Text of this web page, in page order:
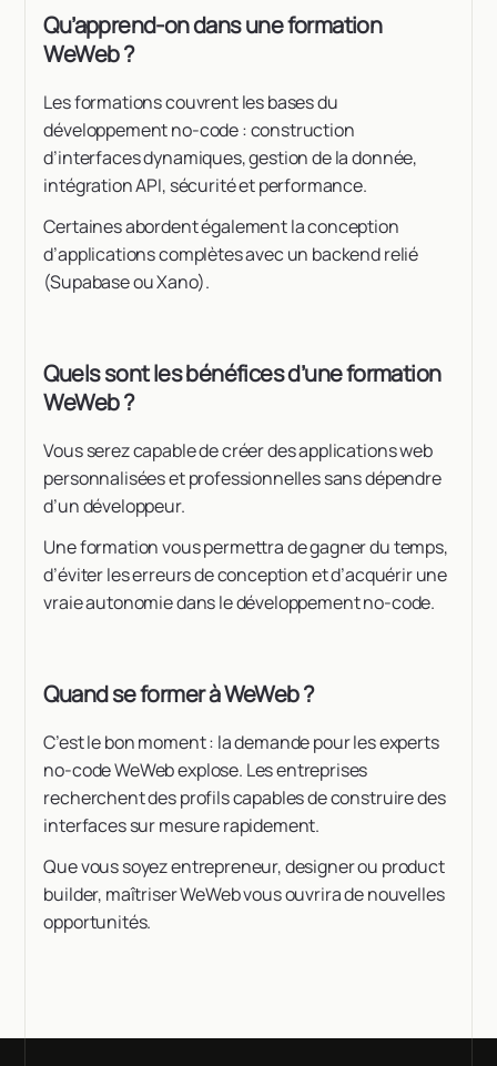
Qu’apprend-on dans une formation
WeWeb ?
Les formations couvrent les bases du
développement no-code : construction
d’interfaces dynamiques, gestion de la donnée,
intégration API, sécurité et performance.
Certaines abordent également la conception
d’applications complètes avec un backend relié
(Supabase ou Xano).
Quels sont les bénéfices d’une formation
WeWeb ?
Vous serez capable de créer des applications web
personnalisées et professionnelles sans dépendre
d’un développeur.
Une formation vous permettra de gagner du temps,
d’éviter les erreurs de conception et d’acquérir une
vraie autonomie dans le développement no-code.
Quand se former à WeWeb ?
C’est le bon moment : la demande pour les experts
no-code WeWeb explose. Les entreprises
recherchent des profils capables de construire des
interfaces sur mesure rapidement.
Que vous soyez entrepreneur, designer ou product
builder, maîtriser WeWeb vous ouvrira de nouvelles
opportunités.